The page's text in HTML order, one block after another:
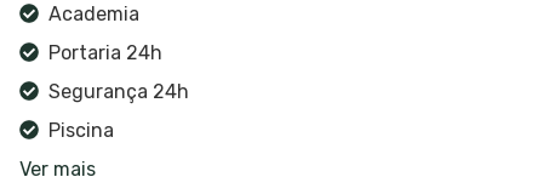
Academia
Portaria 24h
Segurança 24h
Piscina
Campo de futebol
Ver mais